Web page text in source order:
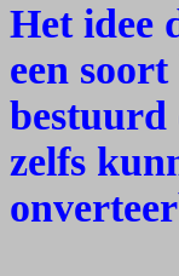
Het idee
een
bestuurd
zelfs